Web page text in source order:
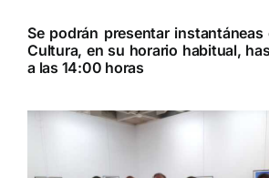
Se podrán presentar
Cultura, en su horario habitual,
a las 14:00 horas